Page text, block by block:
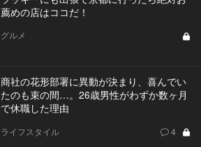
薦めの店はココだ！
グルメ
商社の花形部署に異動が決まり、喜んでい
たのも束の間…。26歳男性がわずか数ヶ月
で休職した理由
ライフスタイル 4